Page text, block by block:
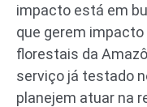
impacto está em
que gerem
florestais da
serviço já testado
planejem atuar na